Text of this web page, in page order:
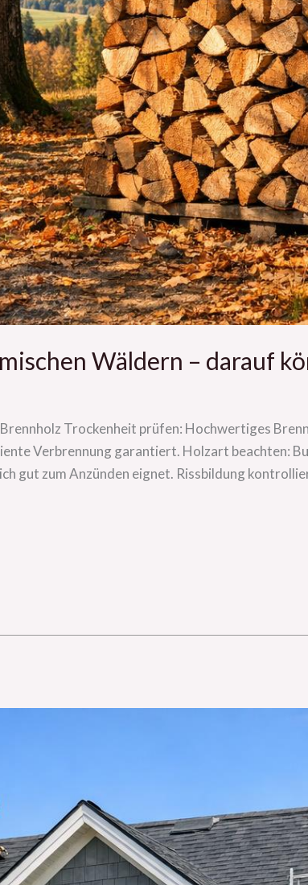
Wäldern – darauf
Trockenheit prüfen: Hochwertiges
Verbrennung garantiert. Holzart beachten:
gut zum Anzünden eignet. Rissbildung